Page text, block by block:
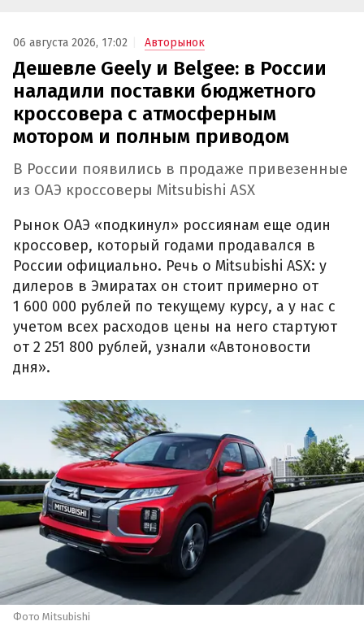
06 августа 2026, 17:02 Авторынок
Дешевле Geely и Belgee: в России
наладили поставки бюджетного
кроссовера с атмосферным
мотором и полным приводом
В России появились в продаже привезенные
из ОАЭ кроссоверы Mitsubishi ASX
Рынок ОАЭ «подкинул» россиянам еще один
кроссовер, который годами продавался в
России официально. Речь о Mitsubishi ASX: у
дилеров в Эмиратах он стоит примерно от
1 600 000 рублей по текущему курсу, а у нас с
учетом всех расходов цены на него стартуют
от 2 251 800 рублей, узнали «Автоновости
дня».
Фото Mitsubishi